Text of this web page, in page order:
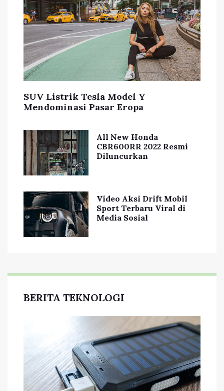
SUV Listrik Tesla Model Y
Mendominasi Pasar Eropa
All New Honda
CBR600RR 2022 Resmi
Diluncurkan
Video Aksi Drift Mobil
Sport Terbaru Viral di
Media Sosial
BERITA TEKNOLOGI